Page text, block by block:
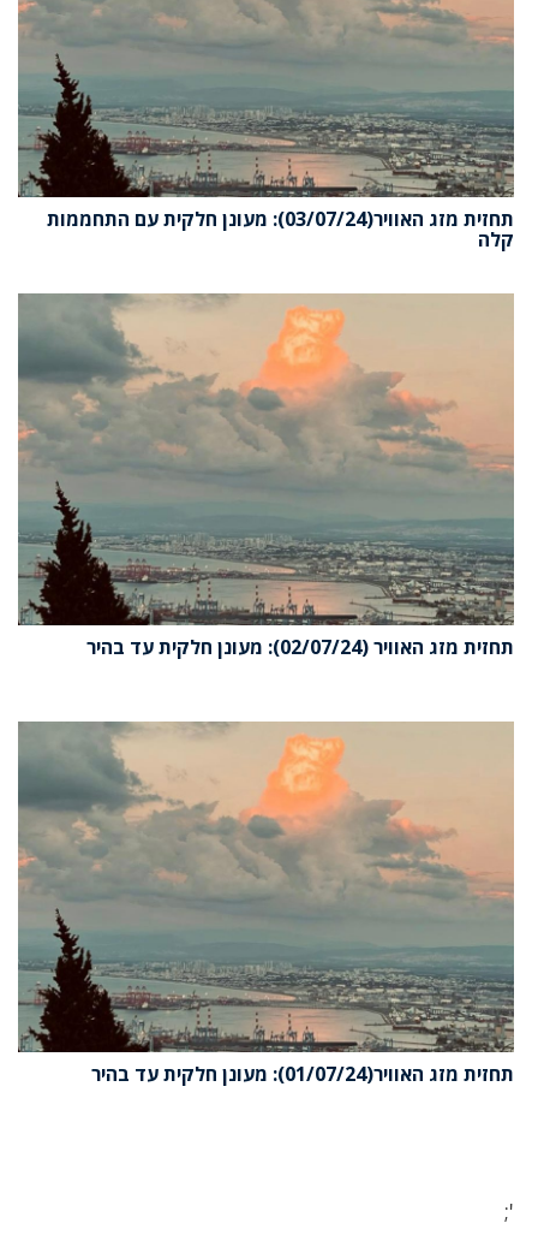
תחזית מזג האוויר(03/07/24): מעונן חלקית עם התחממות
קלה
תחזית מזג האוויר (02/07/24): מעונן חלקית עד בהיר
תחזית מזג האוויר(01/07/24): מעונן חלקית עד בהיר
';